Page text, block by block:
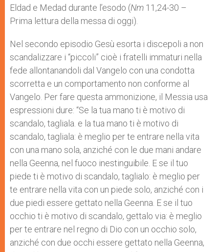
Eldad e Medad durante l’esodo (Nm 11,24-30 –
Prima lettura della messa di oggi).
Nel secondo episodio Gesù esorta i discepoli a non
scandalizzare i “piccoli” cioè i fratelli immaturi nella
fede allontanandoli dal Vangelo con una condotta
scorretta e un comportamento non conforme al
Vangelo. Per fare questa ammonizione, il Messia usa
espressioni dure: “Se la tua mano ti è motivo di
scandalo, tagliala. e la tua mano ti è motivo di
scandalo, tagliala: è meglio per te entrare nella vita
con una mano sola, anziché con le due mani andare
nella Geenna, nel fuoco inestinguibile. E se il tuo
piede ti è motivo di scandalo, taglialo: è meglio per
te entrare nella vita con un piede solo, anziché con i
due piedi essere gettato nella Geenna. E se il tuo
occhio ti è motivo di scandalo, gettalo via: è meglio
per te entrare nel regno di Dio con un occhio solo,
anziché con due occhi essere gettato nella Geenna,